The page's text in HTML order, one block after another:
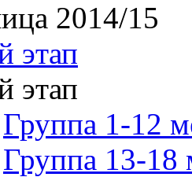
2014/15
этап
этап
Группа 1-12
Группа 13-18